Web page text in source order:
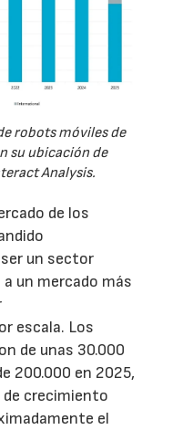
robots móviles de
su ubicación de
Analysis.
de los
un sector
un mercado más
escala. Los
de unas 30.000
200.000 en 2025,
de crecimiento
el